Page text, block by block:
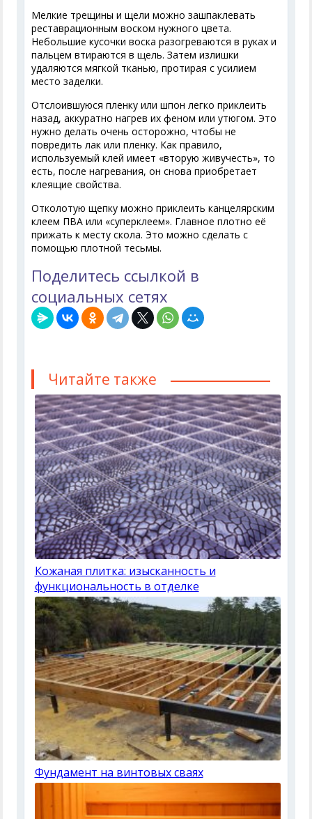
Мелкие трещины и щели можно зашпаклевать
реставрационным воском нужного цвета.
Небольшие кусочки воска разогреваются в руках и
пальцем втираются в щель. Затем излишки
удаляются мягкой тканью, протирая с усилием
место заделки.
Отслоившуюся пленку или шпон легко приклеить
назад, аккуратно нагрев их феном или утюгом. Это
нужно делать очень осторожно, чтобы не
повредить лак или пленку. Как правило,
используемый клей имеет «вторую живучесть», то
есть, после нагревания, он снова приобретает
клеящие свойства.
Отколотую щепку можно приклеить канцелярским
клеем ПВА или «суперклеем». Главное плотно её
прижать к месту скола. Это можно сделать с
помощью плотной тесьмы.
Поделитесь ссылкой в
социальных сетях
Читайте также
Кожаная плитка: изысканность и
функциональность в отделке
Фундамент на винтовых сваях